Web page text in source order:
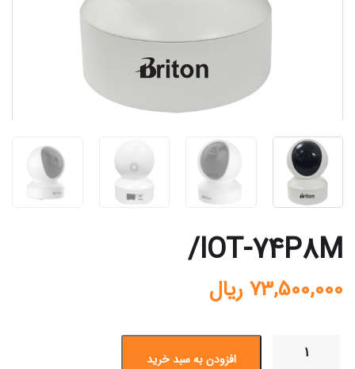
IOT-74P8M/
73,500,000ریال
افزودن به سبد خرید